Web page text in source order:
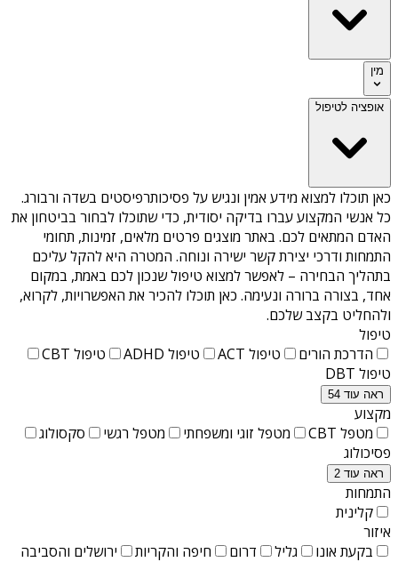
מין
אופציה לטיפול
כאן תוכלו למצוא מידע אמין ונגיש על פסיכותרפיסטים בשדה ורבורג.
כל אנשי המקצוע עברו בדיקה יסודית, כדי שתוכלו לבחור בביטחון את
האדם המתאים לכם. באתר מוצגים פרטים מלאים, זמינות, תחומי
התמחות ודרכי יצירת קשר ישירה ונוחה. המטרה היא להקל עליכם
בתהליך הבחירה – לאפשר למצוא טיפול שנכון לכם באמת, במקום
אחד, בצורה ברורה ונעימה. כאן תוכלו להכיר את האפשרויות, לקרוא,
ולהחליט בקצב שלכם.
טיפול
הדרכת הורים
טיפול ACT טיפול ADHD
טיפול CBT
טיפול DBT
ראה עוד 54
מקצוע
מטפל CBT
מטפל זוגי ומשפחתי מטפל רגשי
סקסולוג
פסיכולוג
ראה עוד 2
התמחות
קלינית
איזור
בקעת אונו
גליל דרום חיפה והקריות ירושלים והסביבה